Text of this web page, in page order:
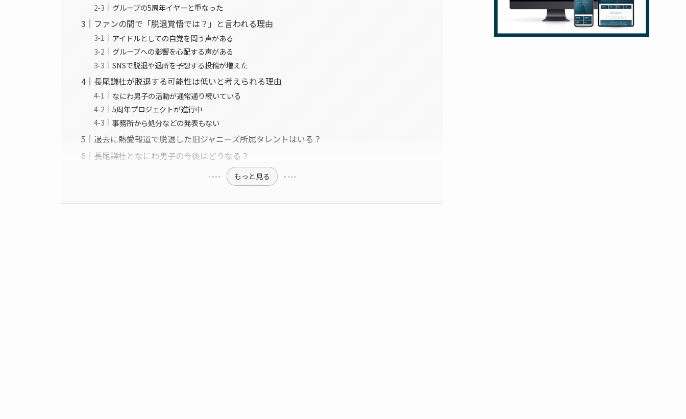
グループの5周年イヤーと重なった
ファンの間で「脱退覚悟では？」と言われる理由
アイドルとしての自覚を問う声がある
グループへの影響を心配する声がある
SNSで脱退や退所を予想する投稿が増えた
長尾謙杜が脱退する可能性は低いと考えられる理由
なにわ男子の活動が通常通り続いている
5周年プロジェクトが進行中
事務所から処分などの発表もない
過去に熱愛報道で脱退した旧ジャニーズ所属タレントはいる？
長尾謙杜となにわ男子の今後はどうなる？
もっと見る